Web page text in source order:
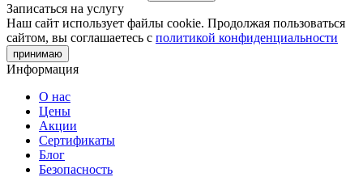
Записаться на услугу
Наш сайт использует файлы cookie. Продолжая пользоваться
сайтом, вы соглашаетесь с политикой конфиденциальности
принимаю
Информация
О нас
Цены
Акции
Сертификаты
Блог
Безопасность